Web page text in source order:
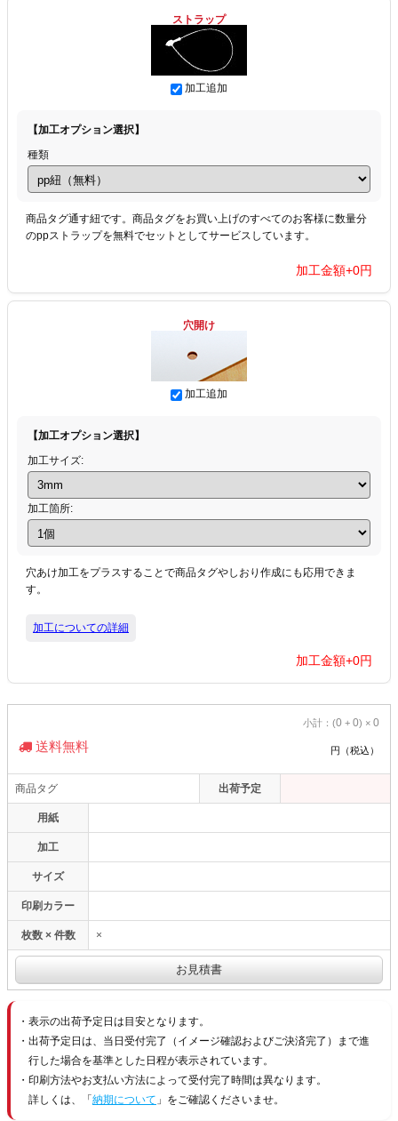
ストラップ
加工追加
【加工オプション選択】
種類
商品タグ通す紐です。商品タグをお買い上げのすべてのお客様に数量分
のppストラップを無料でセットとしてサービスしています。
加工金額+0円
穴開け
加工追加
【加工オプション選択】
加工サイズ:
加工箇所:
穴あけ加工をプラスすることで商品タグやしおり作成にも応用できま
す。
加工についての詳細
加工金額+0円
商品タグ
用紙
加工
サイズ
印刷カラー
枚数 × 件数
出荷予定
×
小計：(0 + 0) × 0
送料無料 円（税込）
表示の出荷予定日は目安となります。
出荷予定日は、当日受付完了（イメージ確認およびご決済完了）まで進
行した場合を基準とした日程が表示されています。
印刷方法やお支払い方法によって受付完了時間は異なります。
詳しくは、「 納期について 」をご確認くださいませ。